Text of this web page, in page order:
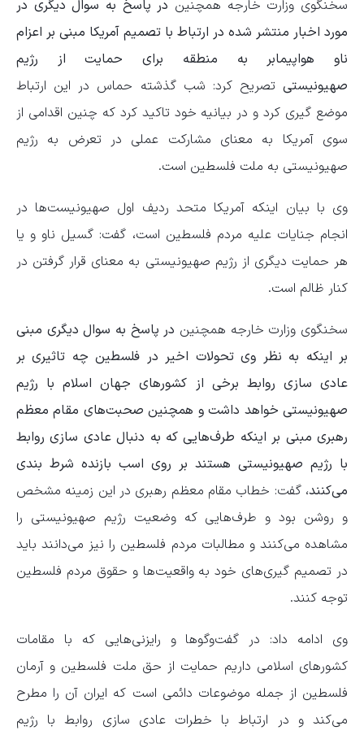
سخنگوی وزارت خارجه همچنین در پاسخ به سوال دیگری در
مورد اخبار منتشر شده در ارتباط با تصمیم آمریکا مبنی بر اعزام
ناو هواپیمابر به منطقه برای حمایت از رژیم
صهیونیستی تصریح کرد: شب گذشته حماس در این ارتباط
موضع گیری کرد و در بیانیه خود تاکید کرد که چنین اقدامی از
سوی آمریکا به معنای مشارکت عملی در تعرض به رژیم
صهیونیستی به ملت فلسطین است.
وی با بیان اینکه آمریکا متحد ردیف اول صهیونیست‌ها در
انجام جنایات علیه مردم فلسطین است، گفت: گسیل ناو و یا
هر حمایت دیگری از رژیم صهیونیستی به معنای قرار گرفتن در
کنار ظالم است.
سخنگوی وزارت خارجه همچنین در پاسخ به سوال دیگری مبنی
بر اینکه به نظر وی تحولات اخیر در فلسطین چه تاثیری بر
عادی سازی روابط برخی از کشورهای جهان اسلام با رژیم
صهیونیستی خواهد داشت و همچنین صحبت‌های مقام معظم
رهبری مبنی بر اینکه طرف‌هایی که به دنبال عادی سازی روابط
با رژیم صهیونیستی هستند بر روی اسب بازنده شرط بندی
می‌کنند،گفت: خطاب مقام معظم رهبری در این زمینه مشخص
و روشن بود و طرف‌هایی که وضعیت رژیم صهیونیستی را
مشاهده می‌کنند و مطالبات مردم فلسطین را نیز می‌دانند باید
در تصمیم گیری‌های خود به واقعیت‌ها و حقوق مردم فلسطین
توجه کنند.
وی ادامه داد: در گفت‌وگوها و رایزنی‌هایی که با مقامات
کشورهای اسلامی داریم حمایت از حق ملت فلسطین و آرمان
فلسطین از جمله موضوعات دائمی است که ایران آن را مطرح
می‌کند و در ارتباط با خطرات عادی سازی روابط با رژیم